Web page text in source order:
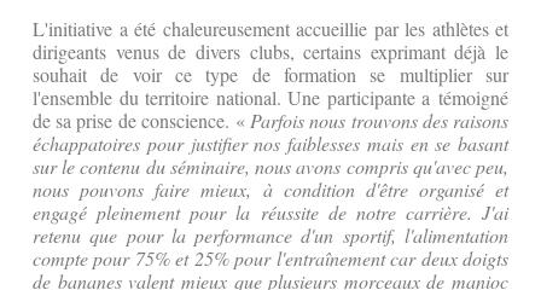
​L'initiative a été chaleureusement accueillie par les athlètes et
dirigeants venus de divers clubs, certains exprimant déjà le
souhait de voir ce type de formation se multiplier sur
l'ensemble du territoire national. Une participante a témoigné
de sa prise de conscience. «Parfois nous trouvons des raisons
échappatoires pour justifier nos faiblesses mais en se basant
sur le contenu du séminaire, nous avons compris qu'avec peu,
nous pouvons faire mieux, à condition d'être organisé et
engagé pleinement pour la réussite de notre carrière. J'ai
retenu que pour la performance d'un sportif, l'alimentation
compte pour 75% et 25% pour l'entraînement car deux doigts
de bananes valent mieux que plusieurs morceaux de manioc